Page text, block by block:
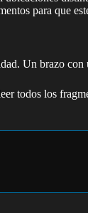
para que
Un brazo
todos los